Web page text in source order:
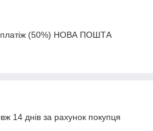
платіж (50%) НОВА ПОШТА
14 днів за рахунок покупця